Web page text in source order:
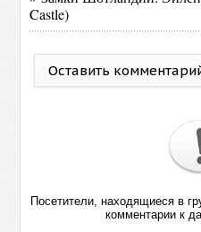
Castle)
Оставить
Посетители, находящиеся в
комментарии к